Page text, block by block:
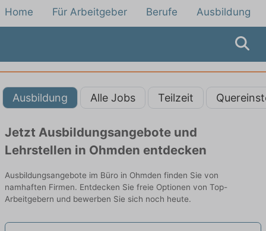
Home Für Arbeitgeber Berufe Ausbildung
Ausbildung Alle Jobs Teilzeit
Jetzt Ausbildungsangebote und
Lehrstellen in Ohmden entdecken
Ausbildungsangebote im Büro in Ohmden finden Sie von
namhaften Firmen. Entdecken Sie freie Optionen von Top-
Arbeitgebern und bewerben Sie sich noch heute.